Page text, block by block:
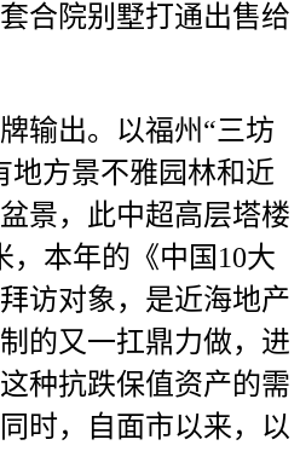
合院别墅打通出售给
出。以福州“三坊
地方景不雅园林和近
景，此中超高层塔楼
，本年的《中国10大
访对象，是近海地产
的又一扛鼎力做，进
种抗跌保值资产的需
时，自面市以来，以